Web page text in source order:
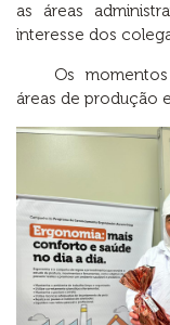
as áreas
interesse dos
Os
áreas de produção